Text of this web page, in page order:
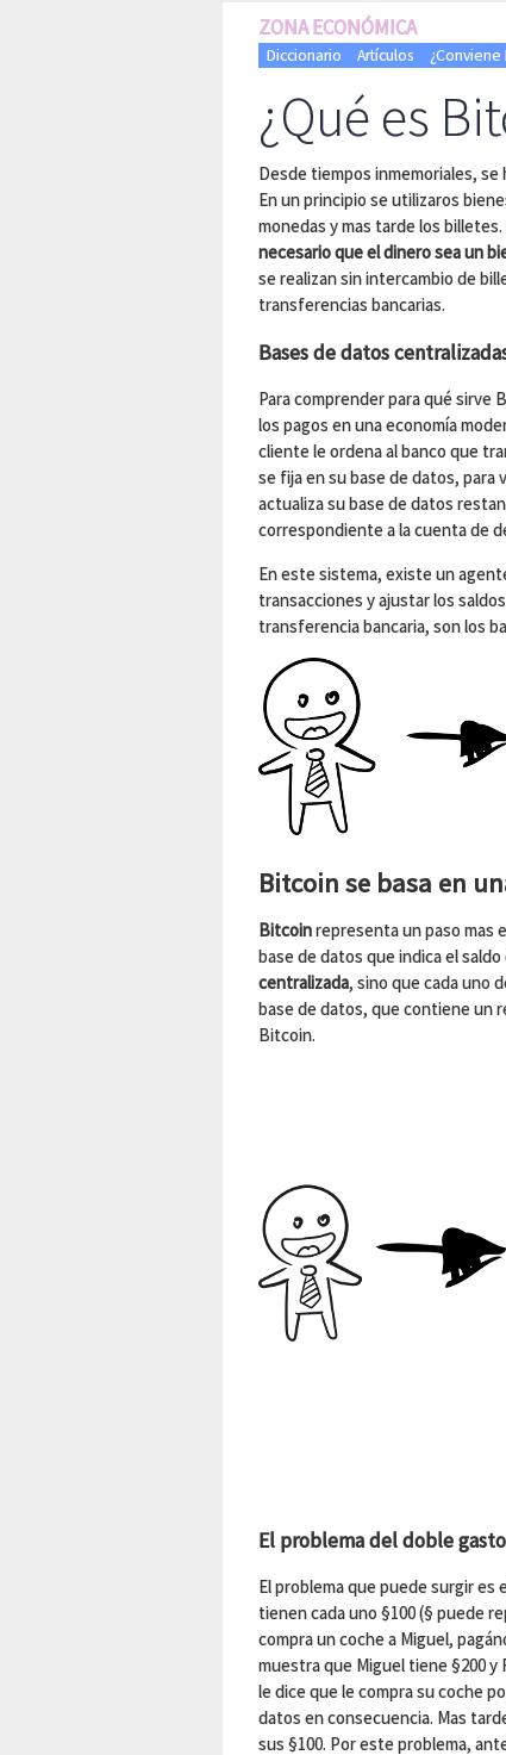
ZONA ECONÓMICA
Diccionario Artículos
¿Qué es
Desde tiempos inmemoriales,
En un principio se utilizaros
monedas y mas tarde los billetes.
necesario que el dinero sea un
se realizan sin intercambio de
transferencias bancarias.
Bases de datos
Para comprender para qué sirve
los pagos en una economía
cliente le ordena al banco que
se fija en su base de datos,
actualiza su base de datos
correspondiente a la cuenta de
En este sistema, existe un
transacciones y ajustar los
transferencia bancaria, son los
Bitcoin se basa en
Bitcoinrepresenta un paso mas
base de datos que indica el
centralizada, sino que cada uno
base de datos, que contiene un
Bitcoin.
El problema del doble gasto
El problema que puede surgir es
tienen cada uno §100 (§ puede
compra un coche a Miguel,
muestra que Miguel tiene §200
le dice que le compra su coche
datos en consecuencia. Mas
sus §100. Por este problema,